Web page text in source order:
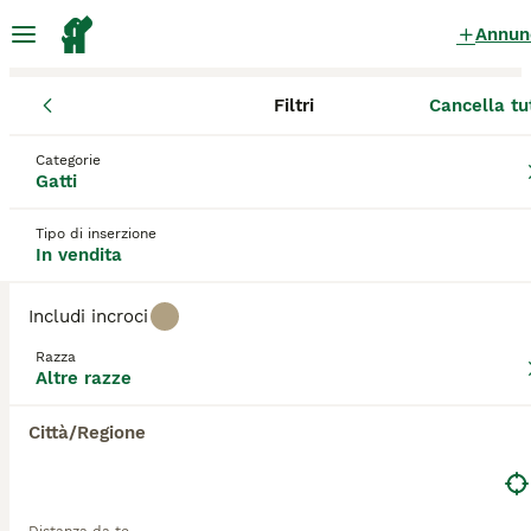
Filtri Cancella
Categorie
Gatti
Tipo di inserzione
In vendita
Includi incroci
Razza
Altre razze
Città/Regione
Altre razze Gatti in vendita
Altre razze
Salva ricerca
ADVANCED